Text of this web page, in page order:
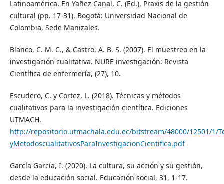
Latinoamérica. En Yañez Canal, C. (Ed.), Praxis de la gestión
cultural (pp. 17-31). Bogotá: Universidad Nacional de
Colombia, Sede Manizales.
Blanco, C. M. C., & Castro, A. B. S. (2007). El muestreo en la
investigación cualitativa. NURE investigación: Revista
Científica de enfermería, (27), 10.
Escudero, C. y Cortez, L. (2018). Técnicas y métodos
cualitativos para la investigación científica. Ediciones
UTMACH.
http://repositorio.utmachala.edu.ec/bitstream/48000/12501/1/
yMetodoscualitativosParaInvestigacionCientifica.pdf
García García, I. (2020). La cultura, su acción y su gestión,
desde la educación social. Educación social, 31, 1-17.